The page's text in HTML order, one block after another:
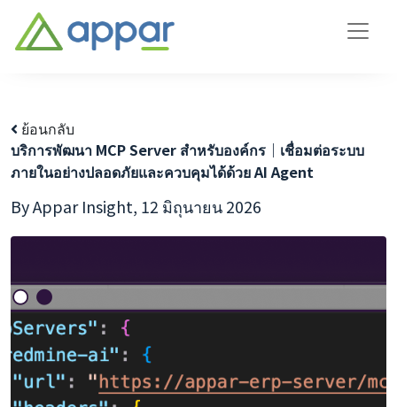
ย้อนกลับ
บริการพัฒนา MCP Server สำหรับองค์กร｜เชื่อมต่อระบบ
ภายในอย่างปลอดภัยและควบคุมได้ด้วย AI Agent
By Appar Insight, 12 มิถุนายน 2026